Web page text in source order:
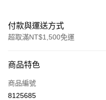
付款與運送方式
超取滿NT$1,500免運
信用卡一次付款
信用卡分期付款
商品特色
商品編號
8125685